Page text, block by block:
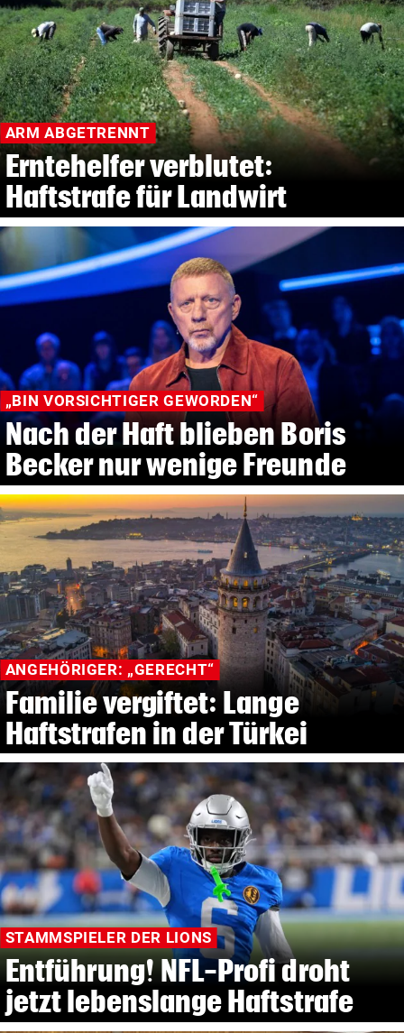
ARM ABGETRENNT
Erntehelfer verblutet:
Haftstrafe für Landwirt
„BIN VORSICHTIGER GEWORDEN“
Nach der Haft blieben Boris
Becker nur wenige Freunde
ANGEHÖRIGER: „GERECHT“
Familie vergiftet: Lange
Haftstrafen in der Türkei
STAMMSPIELER DER LIONS
Entführung! NFL-Profi droht
jetzt lebenslange Haftstrafe